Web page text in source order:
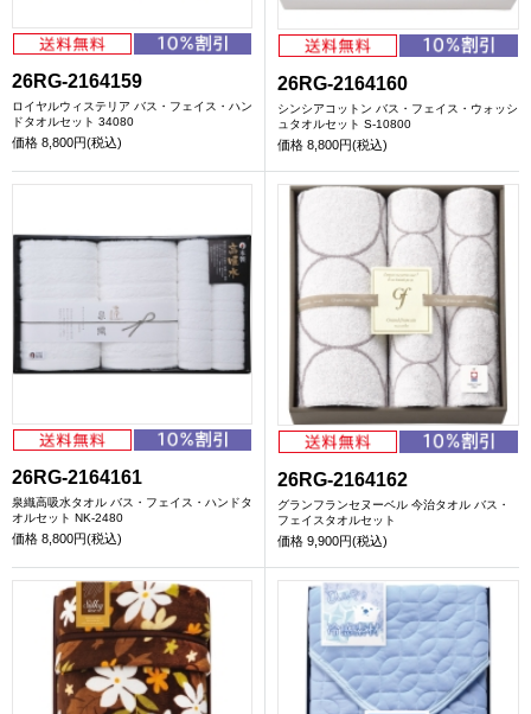
26RG-2164159
ロイヤルウィステリア バス・フェイス・ハン
ドタオルセット 34080
価格 8,800円(税込)
26RG-2164160
シンシアコットン バス・フェイス・ウォッシ
ュタオルセット S-10800
価格 8,800円(税込)
26RG-2164161
泉織高吸水タオル バス・フェイス・ハンドタ
オルセット NK-2480
価格 8,800円(税込)
26RG-2164162
グランフランセヌーベル 今治タオル バス・
フェイスタオルセット
価格 9,900円(税込)